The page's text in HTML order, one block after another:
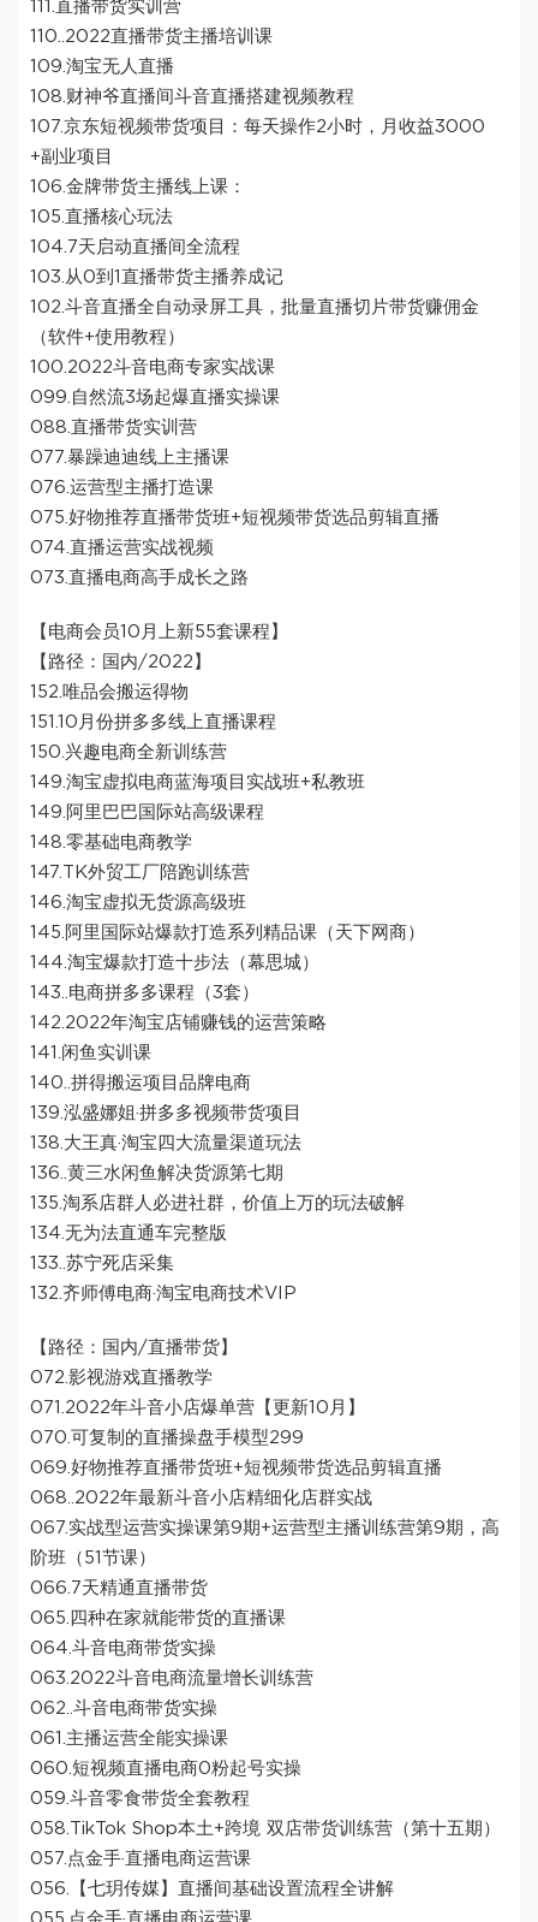
111.直播带货实训营
110..2022直播带货主播培训课
109.淘宝无人直播
108.财神爷直播间斗音直播搭建视频教程
107.京东短视频带货项目：每天操作2小时，月收益3000
+副业项目
106.金牌带货主播线上课：
105.直播核心玩法
104.7天启动直播间全流程
103.从0到1直播带货主播养成记
102.斗音直播全自动录屏工具，批量直播切片带货赚佣金
（软件+使用教程）
100.2022斗音电商专家实战课
099.自然流3场起爆直播实操课
088.直播带货实训营
077.暴躁迪迪线上主播课
076.运营型主播打造课
075.好物推荐直播带货班+短视频带货选品剪辑直播
074.直播运营实战视频
073.直播电商高手成长之路
【电商会员10月上新55套课程】
【路径：国内/2022】
152.唯品会搬运得物
151.10月份拼多多线上直播课程
150.兴趣电商全新训练营
149.淘宝虚拟电商蓝海项目实战班+私教班
149.阿里巴巴国际站高级课程
148.零基础电商教学
147.TK外贸工厂陪跑训练营
146.淘宝虚拟无货源高级班
145.阿里国际站爆款打造系列精品课（天下网商）
144.淘宝爆款打造十步法（幕思城）
143..电商拼多多课程（3套）
142.2022年淘宝店铺赚钱的运营策略
141.闲鱼实训课
140..拼得搬运项目品牌电商
139.泓盛娜姐·拼多多视频带货项目
138.大王真·淘宝四大流量渠道玩法
136..黄三水闲鱼解决货源第七期
135.淘系店群人必进社群，价值上万的玩法破解
134.无为法直通车完整版
133..苏宁死店采集
132.齐师傅电商·淘宝电商技术VIP
【路径：国内/直播带货】
072.影视游戏直播教学
071.2022年斗音小店爆单营【更新10月】
070.可复制的直播操盘手模型299
069.好物推荐直播带货班+短视频带货选品剪辑直播
068..2022年最新斗音小店精细化店群实战
067.实战型运营实操课第9期+运营型主播训练营第9期，高
阶班（51节课）
066.7天精通直播带货
065.四种在家就能带货的直播课
064.斗音电商带货实操
063.2022斗音电商流量增长训练营
062..斗音电商带货实操
061.主播运营全能实操课
060.短视频直播电商0粉起号实操
059.斗音零食带货全套教程
058.TikTok Shop本土+跨境 双店带货训练营（第十五期）
057.点金手·直播电商运营课
056.【七玥传媒】直播间基础设置流程全讲解